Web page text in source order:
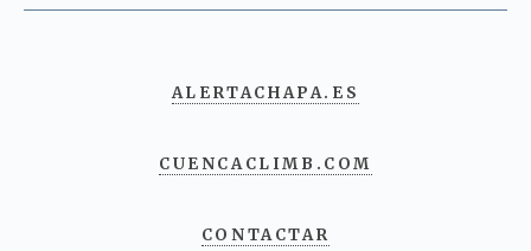
ALERTACHAPA.ES
CUENCACLIMB.COM
CONTACTAR